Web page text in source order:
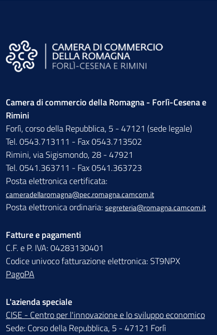
Camera di commercio della Romagna - Forlì-Cesena e
Rimini
Forlì, corso della Repubblica, 5 - 47121 (sede legale)
Tel. 0543.713111 - Fax 0543.713502
Rimini, via Sigismondo, 28 - 47921
Tel. 0541.363711 - Fax 0541.363723
Posta elettronica certificata:
cameradellaromagna@pec.romagna.camcom.it
Posta elettronica ordinaria: segreteria@romagna.camcom.it
Fatture e pagamenti
C.F. e P. IVA: 04283130401
Codice univoco fatturazione elettronica: ST9NPX
PagoPA
L'azienda speciale
CISE - Centro per l'innovazione e lo sviluppo economico
Sede: Corso della Repubblica, 5 - 47121 Forlì